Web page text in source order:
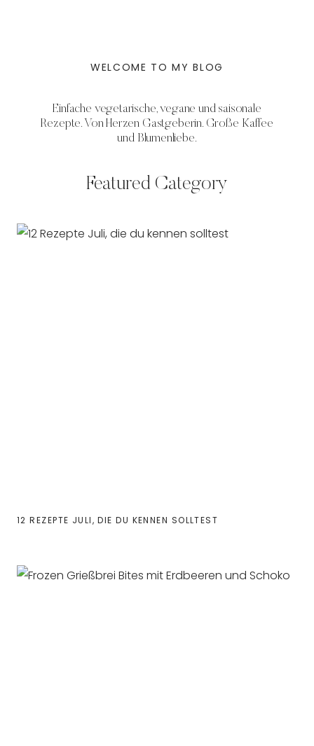
WELCOME TO MY BLOG
Einfache vegetarische, vegane und saisonale
Rezepte. Von Herzen Gastgeberin. Große Kaffee
und Blumenliebe.
Featured Category
12 REZEPTE JULI, DIE DU KENNEN SOLLTEST